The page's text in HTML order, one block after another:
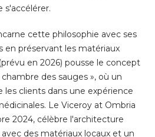
s'accélérer.
cette philosophie avec ses
en préservant les matériaux
en 2026) pousse le concept
des sauges », où un
clients dans une expérience
Le Viceroy at Ombria
2024, célèbre l'architecture
des matériaux locaux et un